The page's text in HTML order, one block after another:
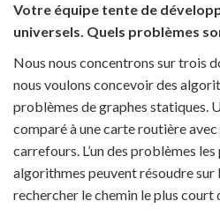
Votre équipe tente de
universels. Quels problèmes
Nous nous concentrons sur trois
nous voulons concevoir des
problèmes de graphes statiques.
comparé à une carte routière
carrefours. L’un des problèmes
algorithmes peuvent résoudre sur
rechercher le chemin le plus court